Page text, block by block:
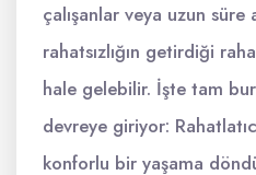
çalışanlar veya uzun
rahatsızlığın getirdiği
hale gelebilir. İşte tam
devreye giriyor:
konforlu bir yaşama